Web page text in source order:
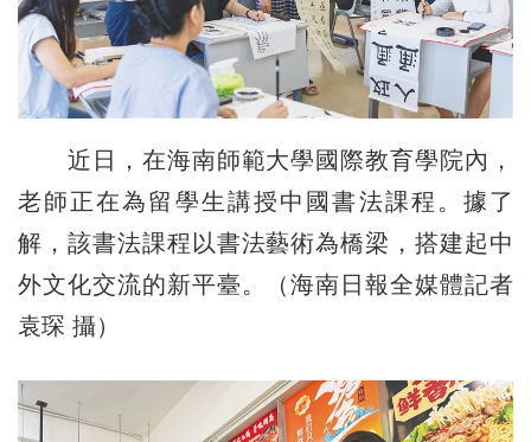
近日，在海南師範大學國際教育學院內，
老師正在為留學生講授中國書法課程。據了
解，該書法課程以書法藝術為橋梁，搭建起中
外文化交流的新平臺。（海南日報全媒體記者
袁琛 攝）